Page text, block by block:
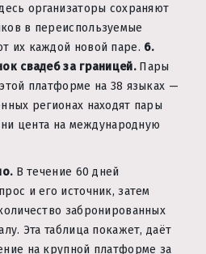
организаторы сохраняют
в переиспользуемые
их каждой новой паре. 6.
свадеб за границей.Пары
платформе на 38 языках —
регионах находят пары
цента на международную
В течение 60 дней
и его источник, затем
забронированных
Эта таблица покажет, даёт
на крупной платформе за